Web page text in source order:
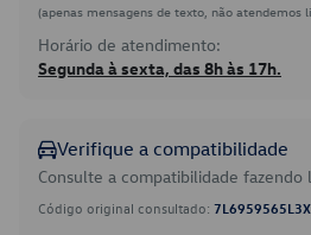
(apenas mensagens de texto, não atendemos
Horário de atendimento:
Segunda à sexta, das 8h às 17h.
Verifique a compatibilidade
Consulte a compatibilidade fazendo
Código original consultado: